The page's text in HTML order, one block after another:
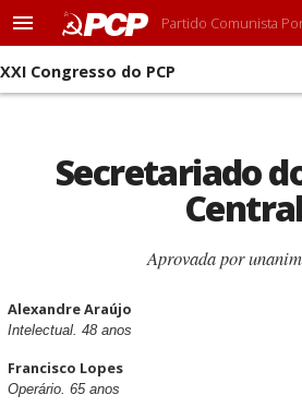
M
e
n
u
Partido Comunista
XXI Congresso do PCP
Secretariado
Aprovada por
Alexandre Araújo
Intelectual. 48 anos
Francisco Lopes
Operário. 65 anos